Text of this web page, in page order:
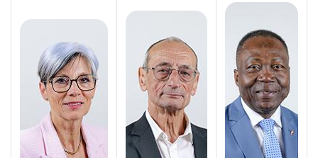
Irancy
Jussy
Lindry